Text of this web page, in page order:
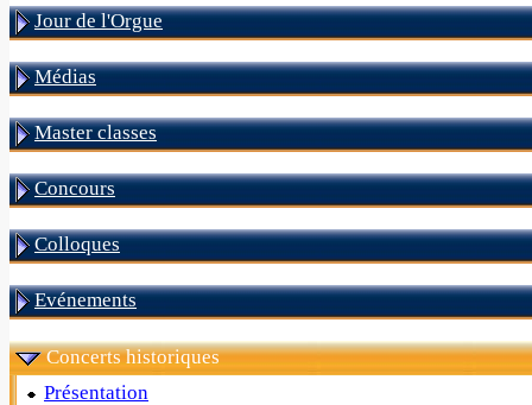
Jour de l'Orgue
Médias
Master classes
Concours
Colloques
Evénements
Concerts historiques
Présentation